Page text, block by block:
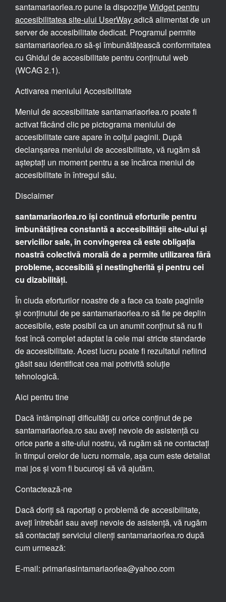
santamariaorlea.ro pune la dispozițieWidget pentru
accesibilitatea site-ului UserWayadică alimentat de un
server de accesibilitate dedicat. Programul permite
santamariaorlea.ro să-și îmbunătățească conformitatea
cu Ghidul de accesibilitate pentru conținutul web
(WCAG 2.1).
Activarea meniului Accesibilitate
Meniul de accesibilitate santamariaorlea.ro poate fi
activat făcând clic pe pictograma meniului de
accesibilitate care apare în colțul paginii. După
declanșarea meniului de accesibilitate, vă rugăm să
așteptați un moment pentru a se încărca meniul de
accesibilitate în întregul său.
Disclaimer
santamariaorlea.ro își continuă eforturile pentru
îmbunătățirea constantă a accesibilității site-ului și
serviciilor sale, în convingerea că este obligația
noastră colectivă morală de a permite utilizarea fără
probleme, accesibilă și nestingherită și pentru cei
cu dizabilități.
În ciuda eforturilor noastre de a face ca toate paginile
și conținutul de pe santamariaorlea.ro să fie pe deplin
accesibile, este posibil ca un anumit conținut să nu fi
fost încă complet adaptat la cele mai stricte standarde
de accesibilitate. Acest lucru poate fi rezultatul nefiind
găsit sau identificat cea mai potrivită soluție
tehnologică.
Aici pentru tine
Dacă întâmpinați dificultăți cu orice conținut de pe
santamariaorlea.ro sau aveți nevoie de asistență cu
orice parte a site-ului nostru, vă rugăm să ne contactați
în timpul orelor de lucru normale, așa cum este detaliat
mai jos și vom fi bucuroși să vă ajutăm.
Contactează-ne
Dacă doriți să raportați o problemă de accesibilitate,
aveți întrebări sau aveți nevoie de asistență, vă rugăm
să contactați serviciul clienți santamariaorlea.ro după
cum urmează:
E-mail: primariasintamariaorlea@yahoo.com